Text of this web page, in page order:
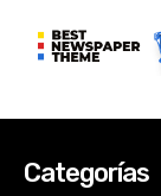
Categorías